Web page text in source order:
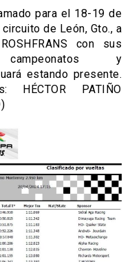
para el 18-19 de
circuito de León, Gto., a
con sus
y
estando presente.
PATIÑO